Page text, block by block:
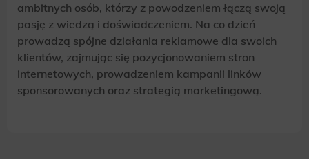
ambitnych osób, którzy z powodzeniem łączą swoją
pasję z wiedzą i doświadczeniem. Na co dzień
prowadzą spójne działania reklamowe dla swoich
klientów, zajmując się pozycjonowaniem stron
internetowych, prowadzeniem kampanii linków
sponsorowanych oraz strategią marketingową.